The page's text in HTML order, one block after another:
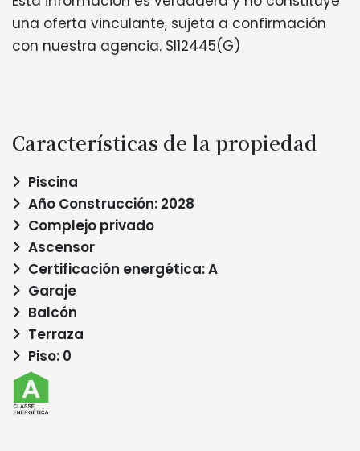
una oferta vinculante, sujeta a confirmación
con nuestra agencia. SI12445(G)
Características de la propiedad
Piscina
Año Construcción: 2028
Complejo privado
Ascensor
Certificación energética: A
Garaje
Balcón
Terraza
Piso: 0